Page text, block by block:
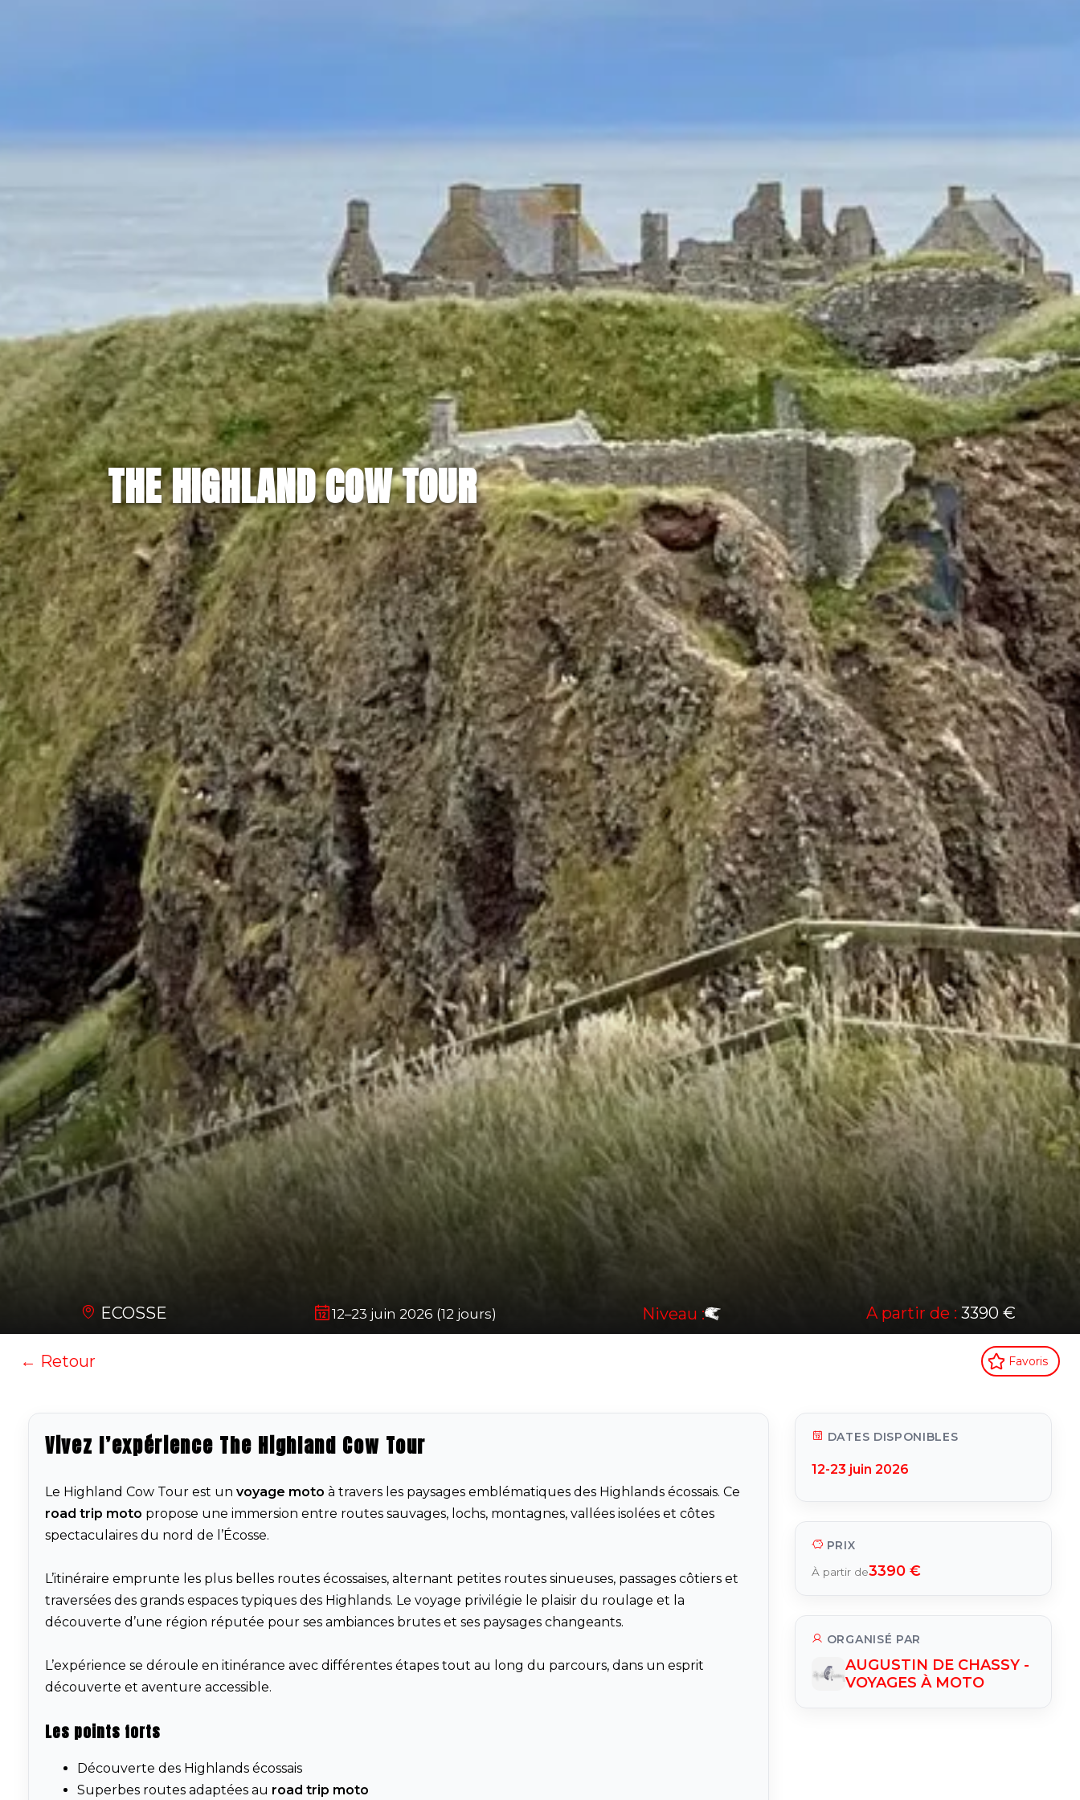
THE HIGHLAND COW TOUR
ECOSSE 12–23 juin 2026 (12 jours) Niveau : A partir de : 3390 €
← Retour Favoris
Vivez l’expérience The Highland Cow Tour
Le Highland Cow Tour est un voyage moto à travers les paysages emblématiques des Highlands écossais. Ce
road trip moto propose une immersion entre routes sauvages, lochs, montagnes, vallées isolées et côtes
spectaculaires du nord de l’Écosse.
L’itinéraire emprunte les plus belles routes écossaises, alternant petites routes sinueuses, passages côtiers et
traversées des grands espaces typiques des Highlands. Le voyage privilégie le plaisir du roulage et la
découverte d’une région réputée pour ses ambiances brutes et ses paysages changeants.
L’expérience se déroule en itinérance avec différentes étapes tout au long du parcours, dans un esprit
découverte et aventure accessible.
Les points forts
Découverte des Highlands écossais
Superbes routes adaptées au road trip moto
DATES DISPONIBLES
12-23 juin 2026
PRIX
À partir de3390 €
ORGANISÉ PAR
AUGUSTIN DE CHASSY -
VOYAGES À MOTO